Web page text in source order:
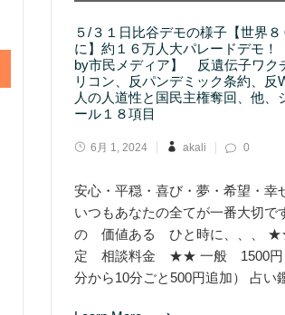
５/３１日比谷デモの様子【世界
に】約１６万人大パレードデモ！
by市民メディア】 反遺伝子ワク
リコン、反パンデミック条約、反
人の人道性と国民主権奪回、他、
ール１８項目
6月 1, 2024 akali 0
安心・平穏・喜び・夢・希望・幸
いつもあなたの全てが一番大切で
の 価値ある ひと時に、、、
定 相談料金 ★★ 一般 1500円
分から10分ごと500円追加） 占い